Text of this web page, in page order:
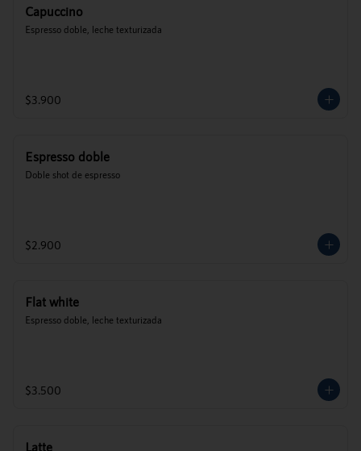
Capuccino
Espresso doble, leche texturizada
$3.900
Espresso doble
Doble shot de espresso
$2.900
Flat white
Espresso doble, leche texturizada
$3.500
Latte